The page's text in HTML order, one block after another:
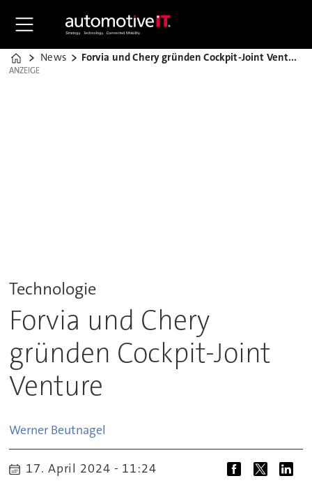
Home
News Forvia und Chery gründen Cockpit-Joint Venture
ANZEIGE
ANZEIGE
Technologie
Forvia und Chery
gründen Cockpit-Joint
Venture
Werner Beutnagel
17. April 2024 - 11:24